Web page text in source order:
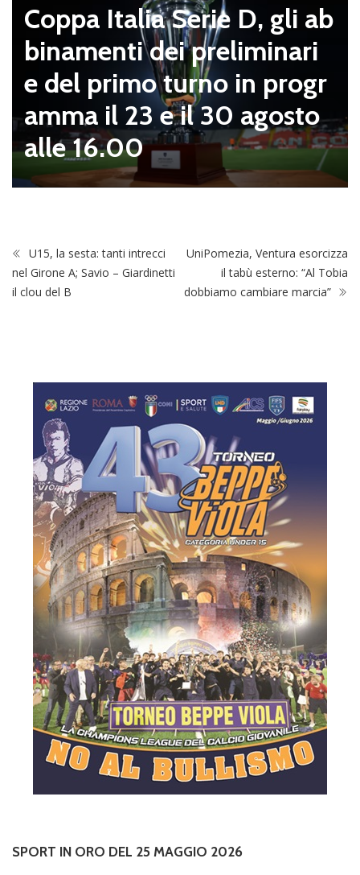
Coppa Italia Serie D, gli ab
binamenti dei preliminari
e del primo turno in progr
amma il 23 e il 30 agosto
alle 16.00
U15, la sesta: tanti intrecci
nel Girone A; Savio – Giardinetti
il clou del B
UniPomezia, Ventura esorcizza
il tabù esterno: “Al Tobia
dobbiamo cambiare marcia”
SPORT IN ORO DEL 25 MAGGIO 2026